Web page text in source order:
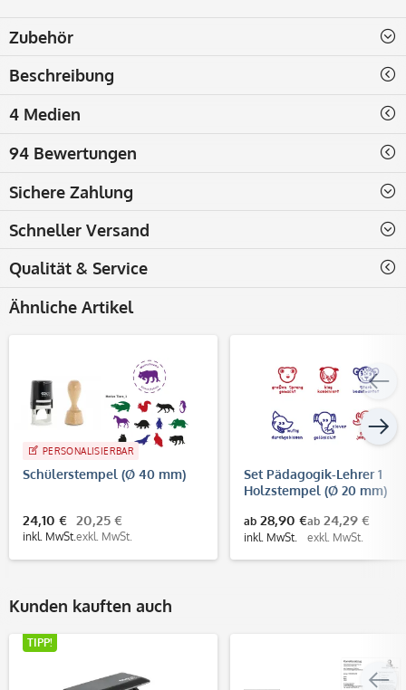
Zubehör
Beschreibung
4 Medien
94 Bewertungen
Sichere Zahlung
Schneller Versand
Qualität & Service
Ähnliche Artikel
PERSONALISIERBAR
Schülerstempel (Ø 40 mm)
24,10 €
inkl. MwSt.
20,25 €
exkl. MwSt.
Set Pädagogik-Lehrer 1
Holzstempel (Ø 20 mm)
ab 28,90 €
inkl. MwSt.
ab 24,29 €
exkl. MwSt.
Kunden kauften auch
TIPP!